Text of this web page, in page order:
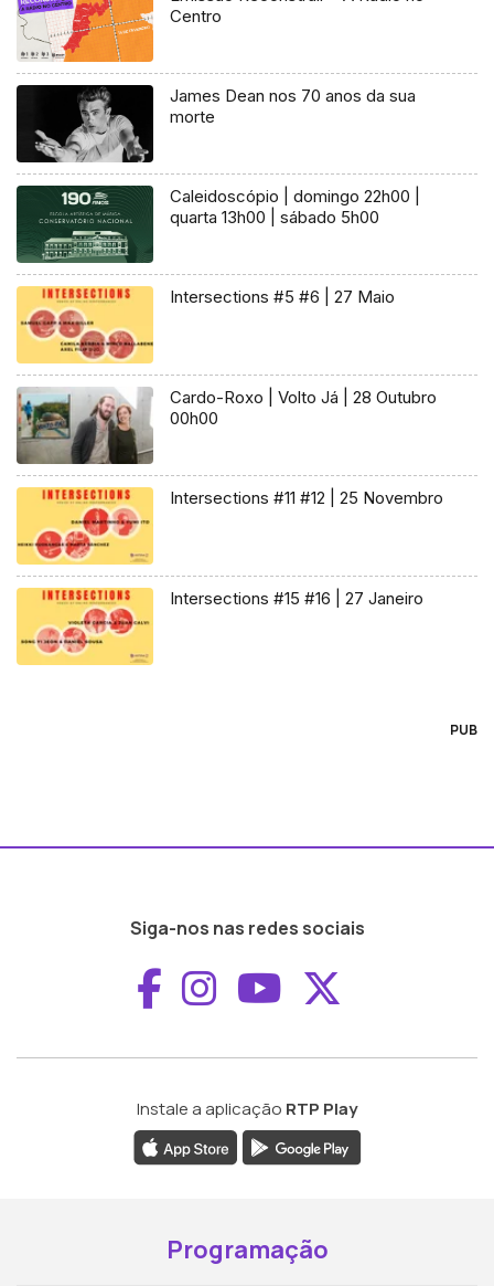
Centro
James Dean nos 70 anos da sua
morte
Caleidoscópio | domingo 22h00 |
quarta 13h00 | sábado 5h00
Intersections #5 #6 | 27 Maio
Cardo-Roxo | Volto Já | 28 Outubro
00h00
Intersections #11 #12 | 25 Novembro
Intersections #15 #16 | 27 Janeiro
PUB
Siga-nos nas redes sociais
Aceder ao
Aceder ao
Aceder ao
Instale a aplicação RTP Play
Programação